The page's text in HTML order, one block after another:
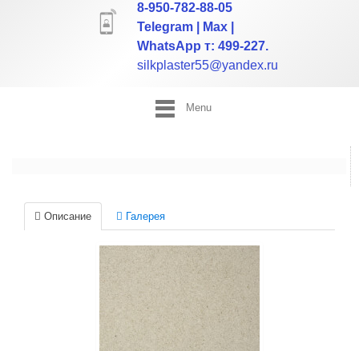
8-950-782-88-05
Telegram | Max |
WhatsApp т: 499-227.
silkplaster55@yandex.ru
Menu
Описание Галерея